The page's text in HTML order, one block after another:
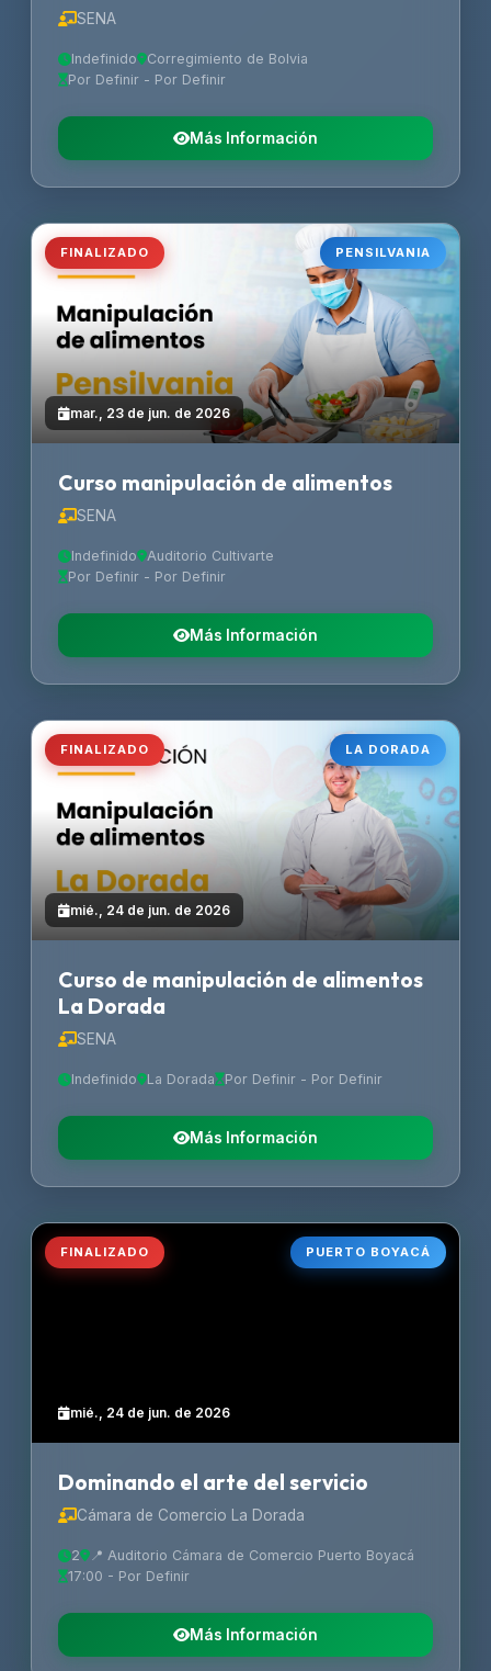
SENA
Indefinido
Corregimiento de Bolvia
Por Definir - Por Definir
Más Información
PENSILVANIA
mar., 23 de jun. de 2026
FINALIZADO
Curso manipulación de alimentos
SENA
Indefinido
Auditorio Cultivarte
Por Definir - Por Definir
Más Información
LA DORADA
mié., 24 de jun. de 2026
FINALIZADO
Curso de manipulación de alimentos
La Dorada
SENA
Indefinido La Dorada Por Definir - Por Definir
Más Información
PUERTO BOYACÁ
mié., 24 de jun. de 2026
FINALIZADO
Dominando el arte del servicio
Cámara de Comercio La Dorada
2
📍 Auditorio Cámara de Comercio Puerto Boyacá
17:00 - Por Definir
Más Información